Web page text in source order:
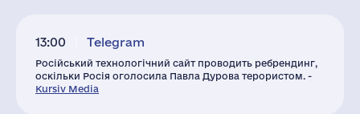
13:00 Telegram
Російський технологічний сайт проводить ребрендинг,
оскільки Росія оголосила Павла Дурова терористом. -
Kursiv Media